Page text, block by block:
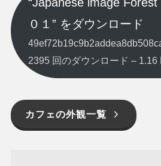
０１” をダウンロード
2395 回のダウンロード – 1.16
カフェの外観一覧